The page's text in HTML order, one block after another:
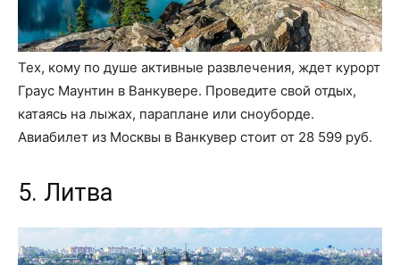
Тех, кому по душе активные развлечения, ждет курорт
Граус Маунтин в Ванкувере. Проведите свой отдых,
катаясь на лыжах, параплане или сноуборде.
Авиабилет из Москвы в Ванкувер стоит от 28 599 руб.
5. Литва